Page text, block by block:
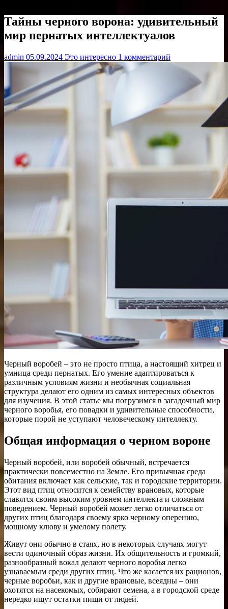
Тайны черного ворона: удивительный
мир пернатых интеллектуалов
admin 05.09.2024 Это интересно 1 комментарий
Черный воробей – это не просто птица, а настоящий хитрец и
умница среди пернатых. Его умение адаптироваться к
различным условиям жизни и необычная социальная
структура делают его одним из самых интересных объектов
для изучения. В этой статье мы погрузимся в загадочный мир
черного воробья, его повадки и удивительные способности,
которые порой не уступают человеческому интеллекту.
Общая информация о черном вороне
Черный воробей, или воробей обычный, встречается
практически повсеместно на Земле. Его привычная среда
обитания включает как сельские, так и городские территории.
Этот вид птиц относится к семейству врановых, которые
славятся своим высоким уровнем интеллекта и сложным
поведением. Черный воробей может легко отличаться от
других птиц благодаря своему ярко черному оперению,
мощному клюву и умелому полету.
Живут они обычно в стаях, но в некоторых случаях могут
вести одиночный образ жизни. Их общительность и громкий,
разнообразный вокал делают черного воробья легко
узнаваемым среди других птиц. Что же касается их рационов,
черные воробьи, как и другие врановые, всеядны – они
охотятся на насекомых, собирают семена, а в городской среде
нередко ищут остатки пищи от людей.